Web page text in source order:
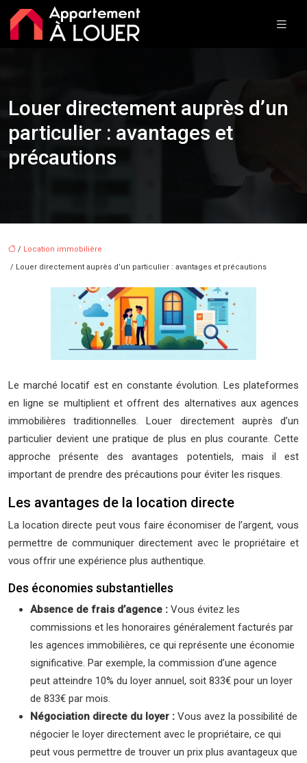
Louer directement auprès d’un
particulier : avantages et
précautions
/ Location immobilière
/ Louer directement auprès d’un particulier : avantages et précautions
Le marché locatif est en constante évolution. Les plateformes
en ligne se multiplient et offrent des alternatives aux agences
immobilières traditionnelles. Louer directement auprès d’un
particulier devient une pratique de plus en plus courante. Cette
approche présente des avantages potentiels, mais il est
important de prendre des précautions pour éviter les risques.
Les avantages de la location directe
La location directe peut vous faire économiser de l’argent, vous
permettre de communiquer directement avec le propriétaire et
vous offrir une expérience plus authentique.
Des économies substantielles
Absence de frais d’agence : Vous évitez les
commissions et les honoraires généralement facturés par
les agences immobilières, ce qui représente une économie
significative. Par exemple, la commission d’une agence
peut atteindre 10% du loyer annuel, soit 833€ pour un loyer
de 833€ par mois.
Négociation directe du loyer : Vous avez la possibilité de
négocier le loyer directement avec le propriétaire, ce qui
peut vous permettre de trouver un prix plus avantageux que